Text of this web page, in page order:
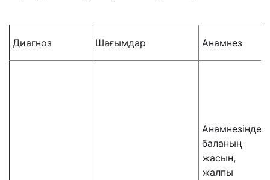
Диагноз Шағымдар Анамнез
Анамнезінде
баланың
жасын,
жалпы